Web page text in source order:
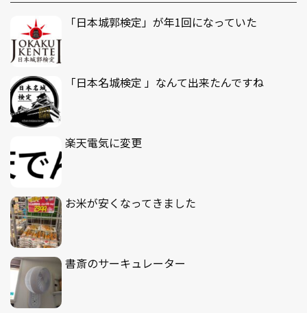
「日本城郭検定」が年1回になっていた
「日本名城検定 」なんて出来たんですね
楽天電気に変更
お米が安くなってきました
書斎のサーキュレーター